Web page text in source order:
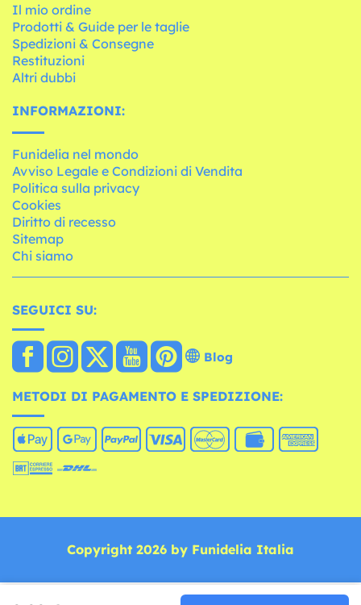
Il mio ordine
Prodotti & Guide per le taglie
Spedizioni & Consegne
Restituzioni
Altri dubbi
INFORMAZIONI:
Funidelia nel mondo
Avviso Legale e Condizioni di Vendita
Politica sulla privacy
Cookies
Diritto di recesso
Sitemap
Chi siamo
SEGUICI SU:
Blog
METODI DI PAGAMENTO E SPEDIZIONE:
Copyright 2026 by Funidelia Italia